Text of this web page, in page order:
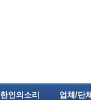
한인의소리 업체/단체